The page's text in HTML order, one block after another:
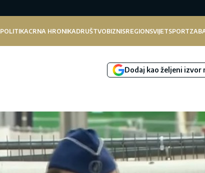
POLITIKACRNA HRONIKADRUŠTVOBIZNISREGIONSVIJETSPORT
Dodaj kao željeni izvor